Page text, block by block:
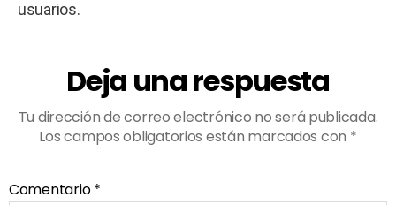
usuarios.
Deja una respuesta
Tu dirección de correo electrónico no será publicada.
Los campos obligatorios están marcados con *
Comentario*